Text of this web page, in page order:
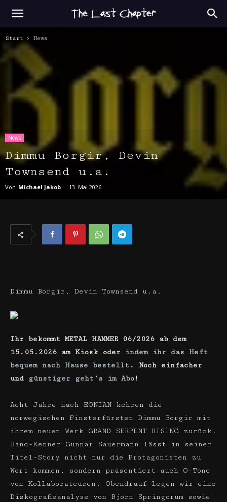
Start News
News
Dimmu Borgir, Devin
Townsend u.a.
Von Michael Jakob - 13. Mai 2026
Dimmu Borgir, Devin Townsend u.a.
Ihr bekommt METAL HAMMER 06/2026 ab dem
15.05 .2026 am Kiosk oder
indem ihr das Heft
bequem nach Hause bestellt . Noch einfacher
und
günstiger geht’s im Abo!
Acht Jahre nach EONIAN kehren die
norwegischen Finsterfürsten Dimmu Borgir mit
ihrem neuen Werk GRAND SERPENT RISING zurück.
Band-Kenner Gunnar Sauermann lässt in seiner
Titel-Story nicht nur die Protagonisten zu
Wort kommen, sondern präsentiert auch O-Töne
von Kollaborateuren. Obendrauf legen wir eine
Diskografieanalyse von Björn Springorum sowie